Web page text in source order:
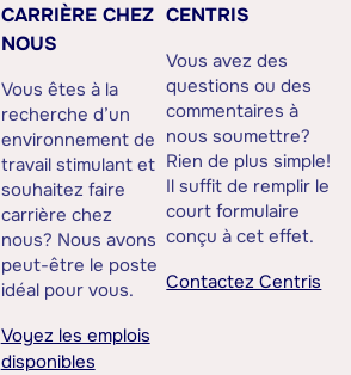
CARRIÈRE CHEZ
NOUS
Vous êtes à la
recherche d’un
environnement de
travail stimulant et
souhaitez faire
carrière chez
nous? Nous avons
peut-être le poste
idéal pour vous.
Voyez les emplois
disponibles
CENTRIS
Vous avez des
questions ou des
commentaires à
nous soumettre?
Rien de plus simple!
Il suffit de remplir le
court formulaire
conçu à cet effet.
Contactez Centris